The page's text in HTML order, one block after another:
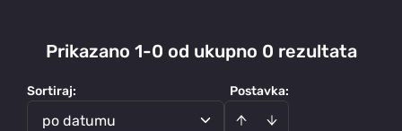
Prikazano 1-0 od ukupno 0 rezultata
Postavka:
Sortiraj:
po datumu